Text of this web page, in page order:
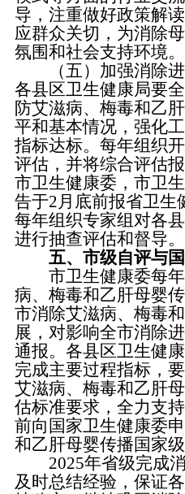
导，注重做好政策解
应群众关切，为消除
氛围和社会支持环境。
（五）加强消除进
各县区卫生健康局要
防艾滋病、梅毒和乙
平和基本情况，强化
指标达标。每年组织
评估，并将综合评估
市卫生健康委，市卫
告于2月底前报省卫生
每年组织专家组对各
进行抽查评估和督导。
五、市级自评与
市卫生健康委每年
病、梅毒和乙肝母婴
市消除艾滋病、梅毒
展，对影响全市消除
通报。各县区卫生健
完成主要过程指标，
艾滋病、梅毒和乙肝
估标准要求，全力支
前向国家卫生健康委
和乙肝母婴传播国家级
2025年省级完成消
及时总结经验，保证